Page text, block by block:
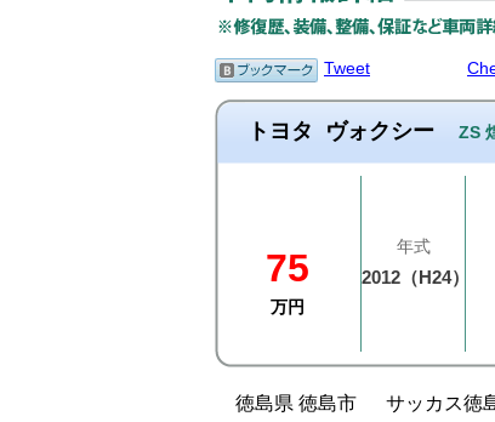
Tweet
トヨタ ヴォクシー ZS
75
万円
年式
2012（H24）
徳島県 徳島市 サッカス徳